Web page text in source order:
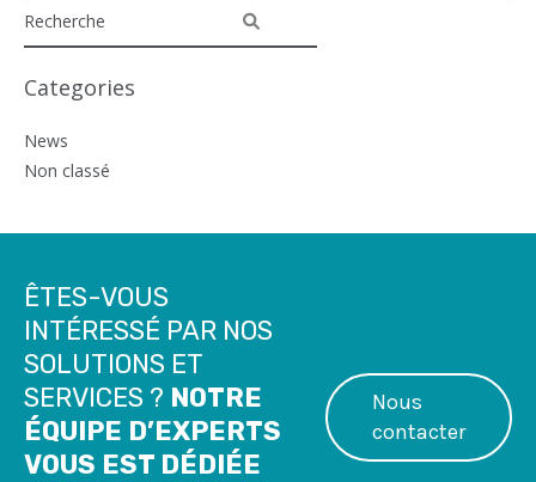
Categories
News
Non classé
ÊTES-VOUS
INTÉRESSÉ PAR NOS
SOLUTIONS ET
SERVICES ? NOTRE
ÉQUIPE D’EXPERTS
VOUS EST DÉDIÉE
Nous
contacter